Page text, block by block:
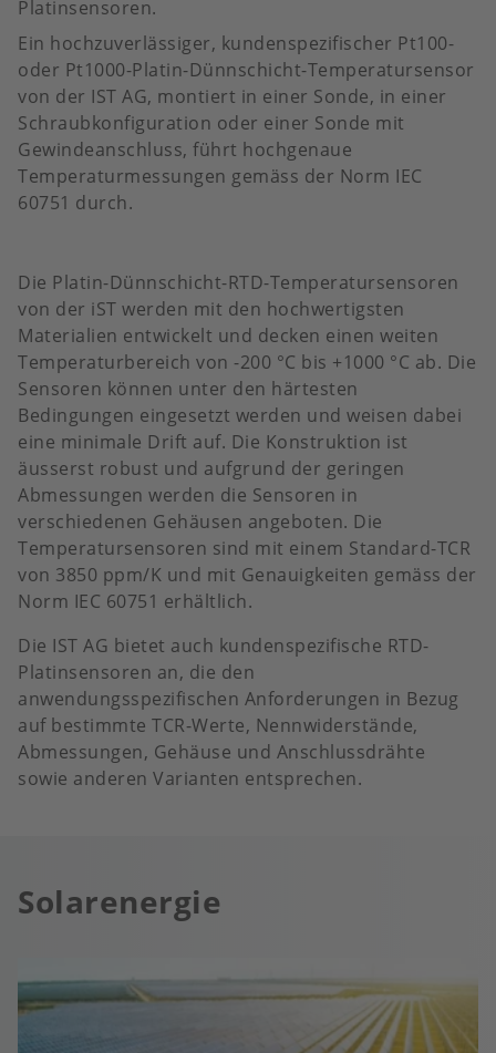
Platinsensoren.
Ein hochzuverlässiger, kundenspezifischer Pt100-
oder Pt1000-Platin-Dünnschicht-Temperatursensor
von der IST AG, montiert in einer Sonde, in einer
Schraubkonfiguration oder einer Sonde mit
Gewindeanschluss, führt hochgenaue
Temperaturmessungen gemäss der Norm IEC
60751 durch.
Die Platin-Dünnschicht-RTD-Temperatursensoren
von der iST werden mit den hochwertigsten
Materialien entwickelt und decken einen weiten
Temperaturbereich von -200 °C bis +1000 °C ab. Die
Sensoren können unter den härtesten
Bedingungen eingesetzt werden und weisen dabei
eine minimale Drift auf. Die Konstruktion ist
äusserst robust und aufgrund der geringen
Abmessungen werden die Sensoren in
verschiedenen Gehäusen angeboten. Die
Temperatursensoren sind mit einem Standard-TCR
von 3850 ppm/K und mit Genauigkeiten gemäss der
Norm IEC 60751 erhältlich.
Die IST AG bietet auch kundenspezifische RTD-
Platinsensoren an, die den
anwendungsspezifischen Anforderungen in Bezug
auf bestimmte TCR-Werte, Nennwiderstände,
Abmessungen, Gehäuse und Anschlussdrähte
sowie anderen Varianten entsprechen.
Solarenergie